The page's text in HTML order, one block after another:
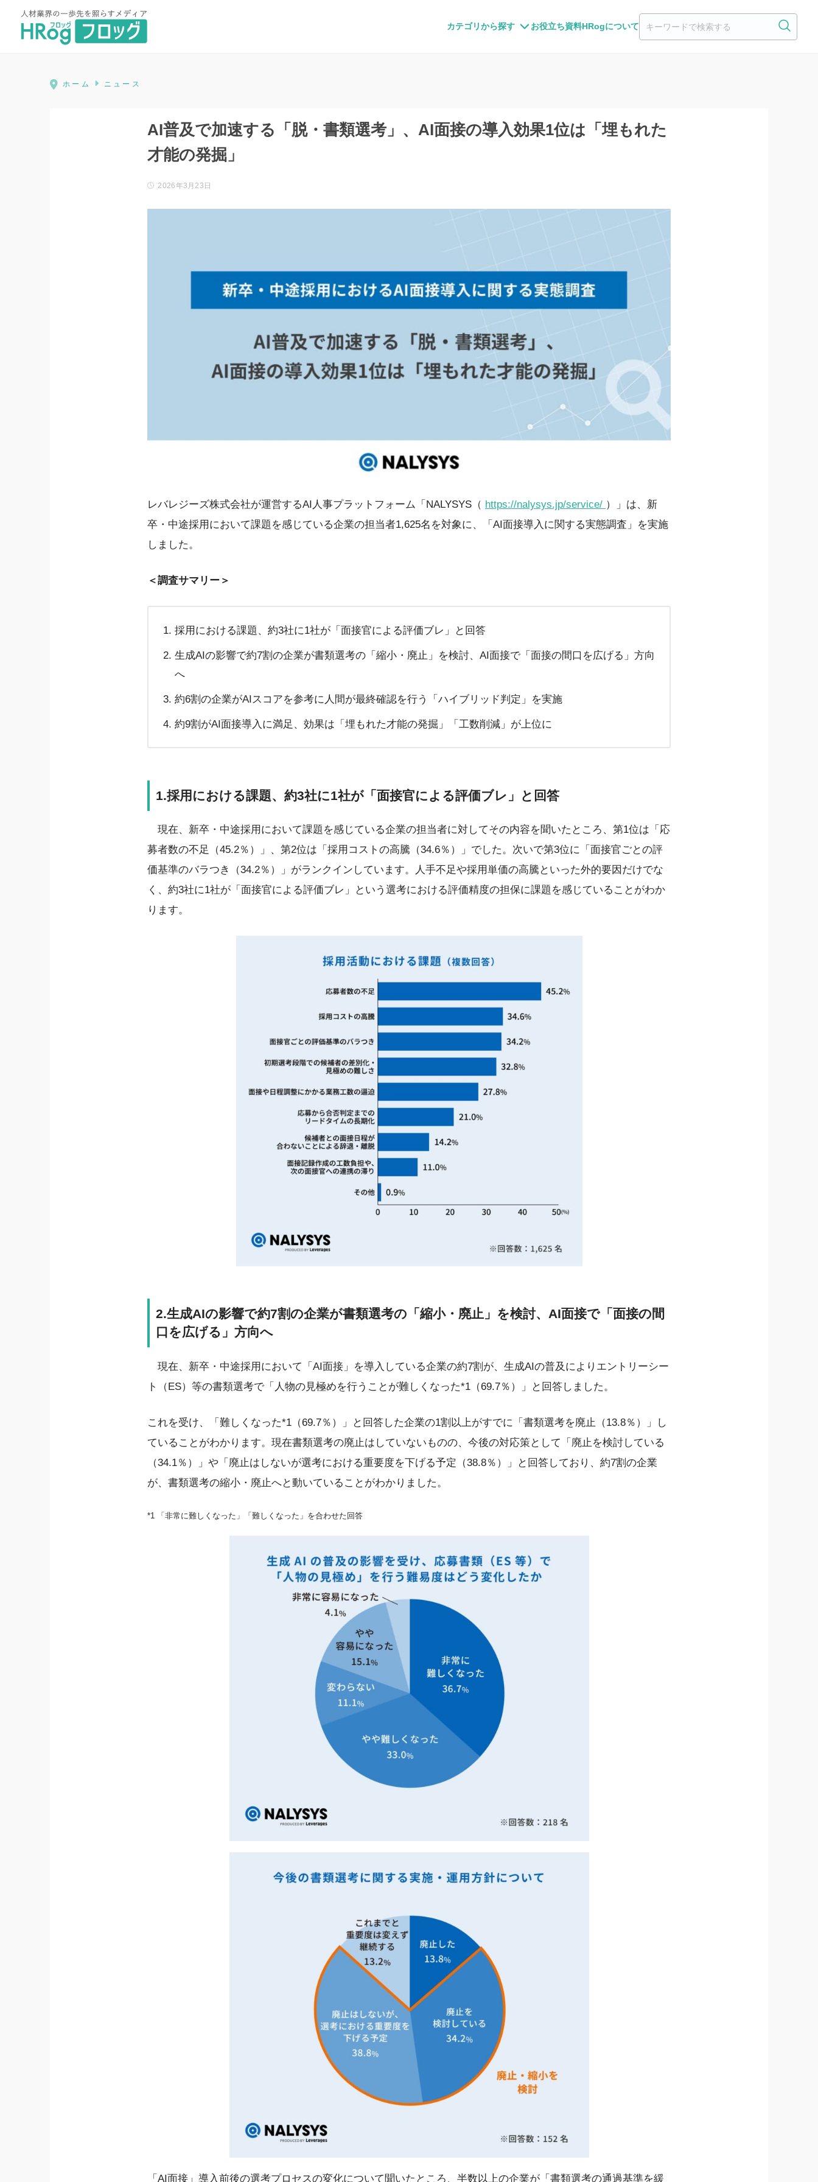
カテゴリから探す お役立ち資料HRogについて
HRog | 人材業界の一歩先を照らすメディア
ホーム ニュース
AI普及で加速する「脱・書類選考」、AI面接の導入効果1位は「埋もれた
才能の発掘」
2026年3月23日
レバレジーズ株式会社が運営するAI人事プラットフォーム「NALYSYS（ https://nalysys.jp/service/ ）」は、新
卒・中途採用において課題を感じている企業の担当者1,625名を対象に、「AI面接導入に関する実態調査」を実施
しました。
＜調査サマリー＞
採用における課題、約3社に1社が「面接官による評価ブレ」と回答
生成AIの影響で約7割の企業が書類選考の「縮小・廃止」を検討、AI面接で「面接の間口を広げる」方向
へ
約6割の企業がAIスコアを参考に人間が最終確認を行う「ハイブリッド判定」を実施
約9割がAI面接導入に満足、効果は「埋もれた才能の発掘」「工数削減」が上位に
1.採用における課題、約3社に1社が「面接官による評価ブレ」と回答
現在、新卒・中途採用において課題を感じている企業の担当者に対してその内容を聞いたところ、第1位は「応
募者数の不足（45.2％）」、第2位は「採用コストの高騰（34.6％）」でした。次いで第3位に「面接官ごとの評
価基準のバラつき（34.2％）」がランクインしています。人手不足や採用単価の高騰といった外的要因だけでな
く、約3社に1社が「面接官による評価ブレ」という選考における評価精度の担保に課題を感じていることがわか
ります。
2.生成AIの影響で約7割の企業が書類選考の「縮小・廃止」を検討、AI面接で「面接の間
口を広げる」方向へ
現在、新卒・中途採用において「AI面接」を導入している企業の約7割が、生成AIの普及によりエントリーシー
ト（ES）等の書類選考で「人物の見極めを行うことが難しくなった*1（69.7％）」と回答しました。
これを受け、「難しくなった*1（69.7％）」と回答した企業の1割以上がすでに「書類選考を廃止（13.8％）」し
ていることがわかります。現在書類選考の廃止はしていないものの、今後の対応策として「廃止を検討している
（34.1％）」や「廃止はしないが選考における重要度を下げる予定（38.8％）」と回答しており、約7割の企業
が、書類選考の縮小・廃止へと動いていることがわかりました。
*1 「非常に難しくなった」「難しくなった」を合わせた回答
「AI面接」導入前後の選考プロセスの変化について聞いたところ、半数以上の企業が「書類選考の通過基準を緩